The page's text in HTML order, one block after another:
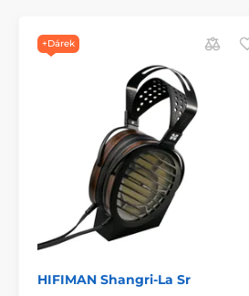
+Dárek
HIFIMAN Shangri-La Sr